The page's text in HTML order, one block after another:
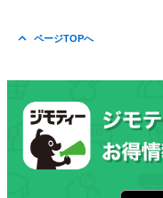
ページTOPへ